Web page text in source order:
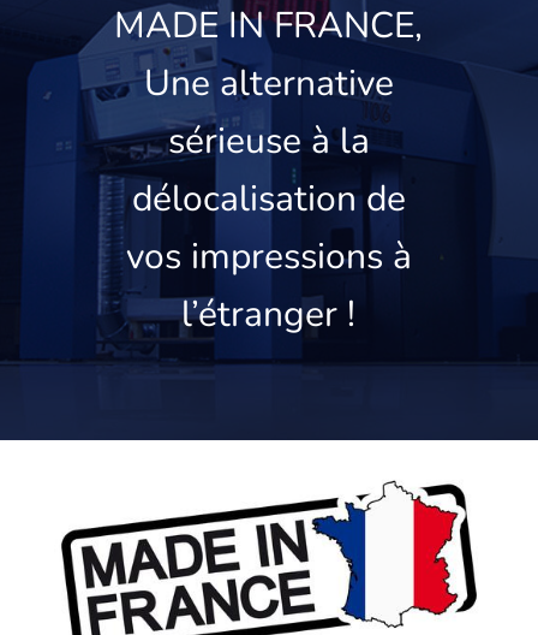
MADE IN FRANCE,
Une alternative
sérieuse à la
délocalisation de
vos impressions à
l’étranger !